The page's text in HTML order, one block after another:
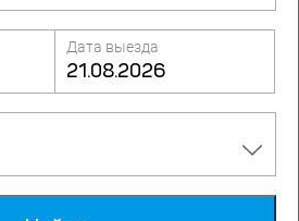
Дата выезда